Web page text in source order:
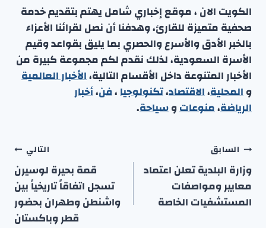
الكويت الان ، موقع إخباري شامل يهتم بتقديم خدمة
صحفية متميزة للقارئ، وهدفنا أن نصل لقرائنا الأعزاء
بالخبر الأدق والأسرع والحصري بما يليق بقواعد وقيم
الأسرة السعودية، لذلك نقدم لكم مجموعة كبيرة من
الأخبار المتنوعة داخل الأقسام التالية،الأخبار العالمية
والمحلية،الاقتصاد،تكنولوجيا،فن،أخبار
الرياضة،منوعاتوسياحة.
تصفّح
المقالات
السابق
وزارة البلدية تعلن اعتماد
معايير ومواصفات
المستشفيات الخاصة
التالي
قمة بحيرة لوسيرن
تسجل اتفاقاً تاريخياً بين
واشنطن وطهران بحضور
قطر وباكستان